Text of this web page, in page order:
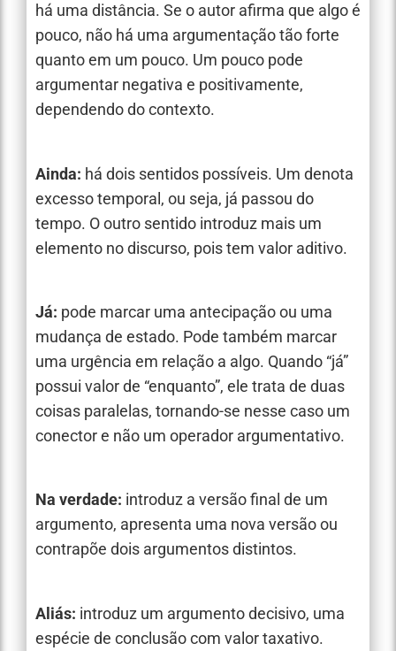
há uma distância. Se o autor afirma que algo é
pouco, não há uma argumentação tão forte
quanto em um pouco. Um pouco pode
argumentar negativa e positivamente,
dependendo do contexto.
Ainda: há dois sentidos possíveis. Um denota
excesso temporal, ou seja, já passou do
tempo. O outro sentido introduz mais um
elemento no discurso, pois tem valor aditivo.
Já: pode marcar uma antecipação ou uma
mudança de estado. Pode também marcar
uma urgência em relação a algo. Quando “já”
possui valor de “enquanto”, ele trata de duas
coisas paralelas, tornando-se nesse caso um
conector e não um operador argumentativo.
Na verdade: introduz a versão final de um
argumento, apresenta uma nova versão ou
contrapõe dois argumentos distintos.
Aliás: introduz um argumento decisivo, uma
espécie de conclusão com valor taxativo.